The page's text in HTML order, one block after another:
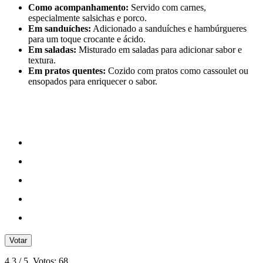
Como acompanhamento: Servido com carnes,
especialmente salsichas e porco.
Em sanduíches: Adicionado a sanduíches e hambúrgueres
para um toque crocante e ácido.
Em saladas: Misturado em saladas para adicionar sabor e
textura.
Em pratos quentes: Cozido com pratos como cassoulet ou
ensopados para enriquecer o sabor.
Votar